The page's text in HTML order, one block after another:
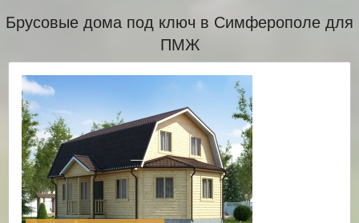
Брусовые дома под ключ в Симферополе для
ПМЖ